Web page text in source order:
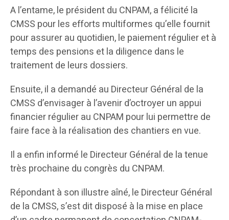
A l’entame, le président du CNPAM, a félicité la
CMSS pour les efforts multiformes qu’elle fournit
pour assurer au quotidien, le paiement régulier et à
temps des pensions et la diligence dans le
traitement de leurs dossiers.
Ensuite, il a demandé au Directeur Général de la
CMSS d’envisager à l’avenir d’octroyer un appui
financier régulier au CNPAM pour lui permettre de
faire face à la réalisation des chantiers en vue.
Il a enfin informé le Directeur Général de la tenue
très prochaine du congrès du CNPAM.
Répondant à son illustre aîné, le Directeur Général
de la CMSS, s’est dit disposé à la mise en place